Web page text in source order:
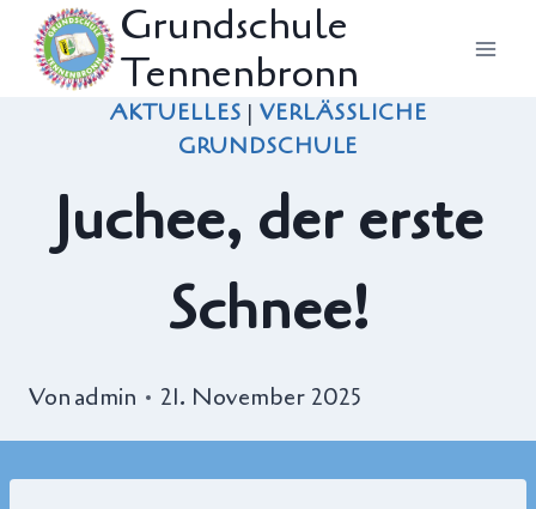
Zum
Inhalt
Grundschule
Tennenbronn
AKTUELLES | VERLÄSSLICHE
GRUNDSCHULE
Juchee, der erste
Schnee!
Vonadmin 21. November 2025